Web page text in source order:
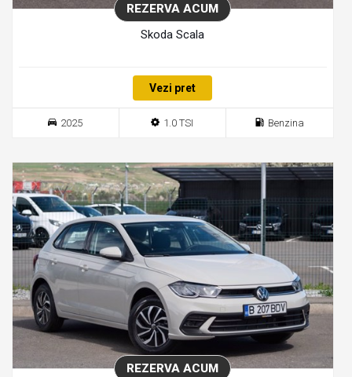
REZERVA ACUM
Skoda Scala
Vezi pret
2025 1.0 TSI Benzina
REZERVA ACUM